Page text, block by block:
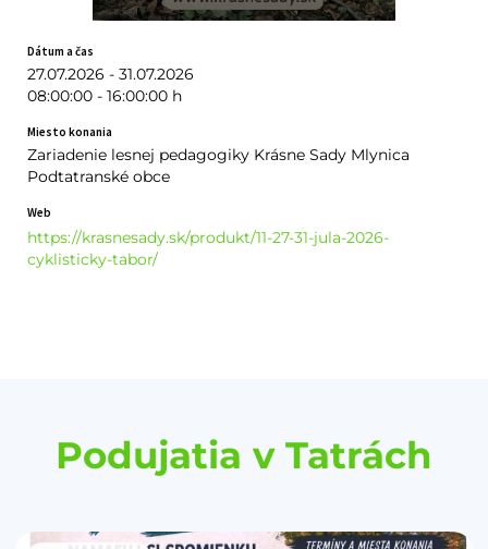
Dátum a čas
27.07.2026 - 31.07.2026
08:00:00 - 16:00:00 h
Miesto konania
Zariadenie lesnej pedagogiky Krásne Sady Mlynica
Podtatranské obce
Web
https://krasnesady.sk/produkt/11-27-31-jula-2026-
cyklisticky-tabor/
Podujatia v Tatrách